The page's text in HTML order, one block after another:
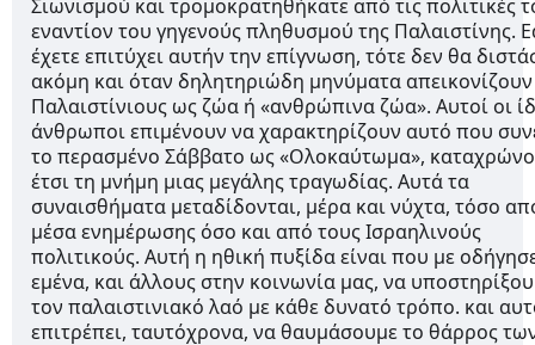
Σιωνισμού και τρομοκρατηθήκατε από τις πολιτικές
εναντίον του γηγενούς πληθυσμού της Παλαιστίνης.
έχετε επιτύχει αυτήν την επίγνωση, τότε δεν θα
ακόμη και όταν δηλητηριώδη μηνύματα
Παλαιστίνιους ως ζώα ή «ανθρώπινα ζώα». Αυτοί οι
άνθρωποι επιμένουν να χαρακτηρίζουν αυτό που
το περασμένο Σάββατο ως «Ολοκαύτωμα»,
έτσι τη μνήμη μιας μεγάλης τραγωδίας. Αυτά τα
συναισθήματα μεταδίδονται, μέρα και νύχτα, τόσο
μέσα ενημέρωσης όσο και από τους Ισραηλινούς
πολιτικούς. Αυτή η ηθική πυξίδα είναι που με
εμένα, και άλλους στην κοινωνία μας, να
τον παλαιστινιακό λαό με κάθε δυνατό τρόπο. και
επιτρέπει, ταυτόχρονα, να θαυμάσουμε το θάρρος